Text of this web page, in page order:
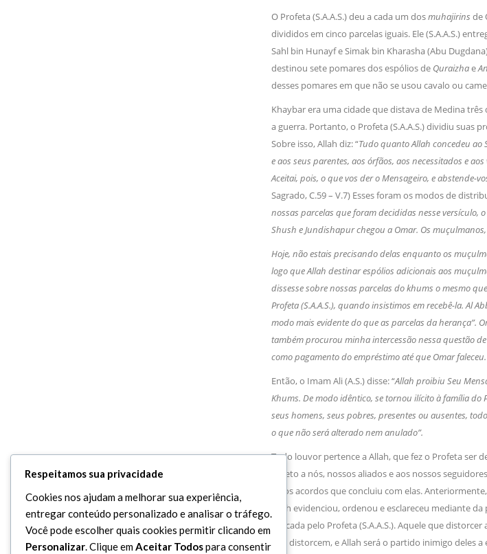
O Profeta (S.A.A.S.) deu a cada um dosmuhajirins de
divididos em cinco parcelas iguais. Ele (S.A.A.S.)
Sahl bin Hunayf e Simak bin Kharasha (Abu
destinou sete pomares dos espólios de Quraizhae
desses pomares em que não se usou cavalo ou
Khaybar era uma cidade que distava de Medina
a guerra. Portanto, o Profeta (S.A.A.S.) dividiu suas
Sobre isso, Allah diz: “Tudo quanto Allah concedeu ao
e aos seus parentes, aos órfãos, aos necessitados e
Aceitai, pois, o que vos der o Mensageiro, e abstende-
Sagrado, C.59 – V.7) Esses foram os modos de
nossas parcelas que foram decididas nesse versículo,
Shush e Jundishapur chegou a Omar. Os
Hoje, não estais precisando delas enquanto os
logo que Allah destinar espólios adicionais aos
dissesse sobre nossas parcelas do khums o mesmo
Profeta (S.A.A.S.), quando insistimos em recebê-la. Al
modo mais evidente do que as parcelas da herança”.
também procurou minha intercessão nessa questão
como pagamento do empréstimo até que Omar
Então, o Imam Ali (A.S.) disse: “Allah proibiu Seu
Khums. De modo idêntico, se tornou ilícito à família do
seus homens, seus pobres, presentes ou ausentes,
o que não será alterado nem anulado”.
Todo louvor pertence a Allah, que fez o Profeta ser
exceto a nós, nossos aliados e aos nossos
pelos acordos que concluiu com elas.
Allah evidenciou, ordenou e esclareceu mediante
aplicada pelo Profeta (S.A.A.S.). Aquele que
que distorcem, e Allah será o partido inimigo deles a
Respeitamos sua privacidade
Cookies nos ajudam a melhorar sua experiência,
entregar conteúdo personalizado e analisar o tráfego.
Você pode escolher quais cookies permitir clicando em
Personalizar. Clique emAceitar Todospara consentir